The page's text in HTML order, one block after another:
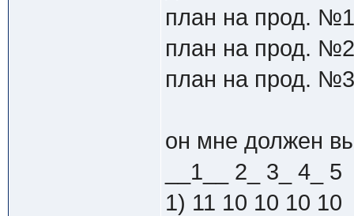
план на прод.
план на прод.
план на прод.
он мне должен
__1__ 2_ 3_ 4_ 5
1) 11 10 10 10 10